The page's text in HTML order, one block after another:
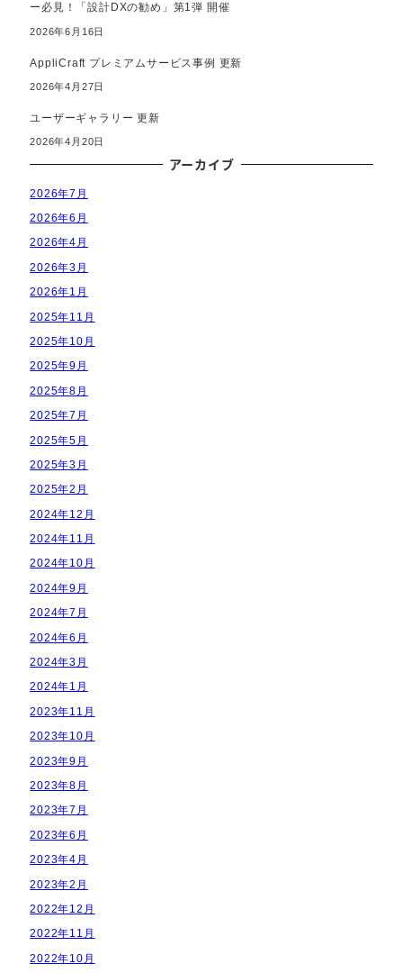
ー必見！「設計DXの勧め」第1弾 開催
2026年6月16日
AppliCraft プレミアムサービス事例 更新
2026年4月27日
ユーザーギャラリー 更新
2026年4月20日
アーカイブ
2026年7月
2026年6月
2026年4月
2026年3月
2026年1月
2025年11月
2025年10月
2025年9月
2025年8月
2025年7月
2025年5月
2025年3月
2025年2月
2024年12月
2024年11月
2024年10月
2024年9月
2024年7月
2024年6月
2024年3月
2024年1月
2023年11月
2023年10月
2023年9月
2023年8月
2023年7月
2023年6月
2023年4月
2023年2月
2022年12月
2022年11月
2022年10月